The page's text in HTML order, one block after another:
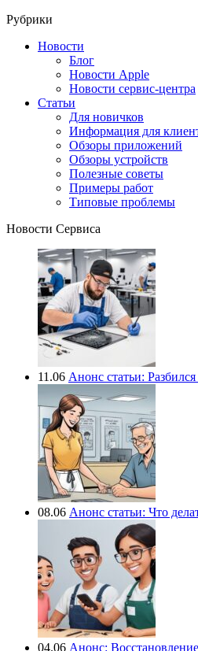
Рубрики
Новости
Блог
Новости Apple
Новости сервис-центра
Статьи
Для новичков
Информация для
Обзоры приложений
Обзоры устройств
Полезные советы
Примеры работ
Типовые проблемы
Новости Сервиса
11.06 Анонс статьи:
08.06 Анонс статьи: Что
04.06 Анонс: